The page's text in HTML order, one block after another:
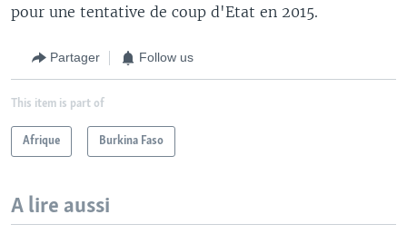
pour une tentative de coup d'Etat en 2015.
Partager Follow us
This item is part of
Afrique Burkina Faso
A lire aussi